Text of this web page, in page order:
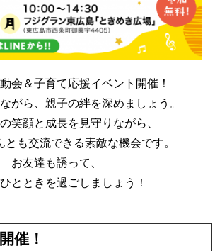
会＆子育て応援イベント開催！
がら、親子の絆を深めましょう。
笑顔と成長を見守りながら、
とも交流できる素敵な機会です。
お友達も誘って、
とときを過ごしましょう！
催！